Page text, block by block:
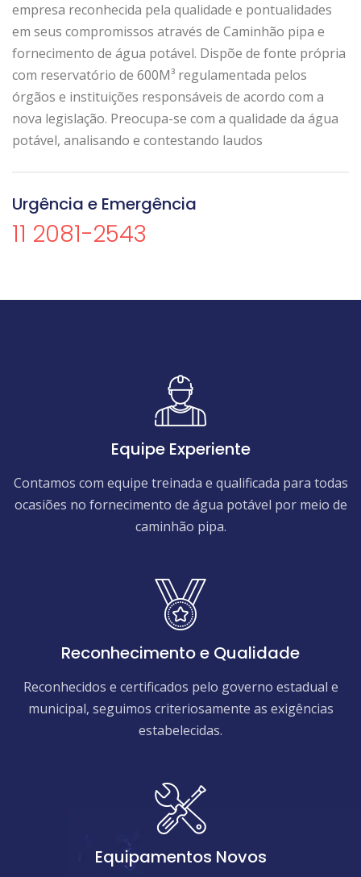
empresa reconhecida pela qualidade e pontualidades
em seus compromissos através de Caminhão pipa e
fornecimento de água potável. Dispõe de fonte própria
com reservatório de 600M³ regulamentada pelos
órgãos e instituições responsáveis de acordo com a
nova legislação. Preocupa-se com a qualidade da água
potável, analisando e contestando laudos
Urgência e Emergência
11 2081-2543
Equipe Experiente
Contamos com equipe treinada e qualificada para todas
ocasiões no fornecimento de água potável por meio de
caminhão pipa.
Reconhecimento e Qualidade
Reconhecidos e certificados pelo governo estadual e
municipal, seguimos criteriosamente as exigências
estabelecidas.
Equipamentos Novos